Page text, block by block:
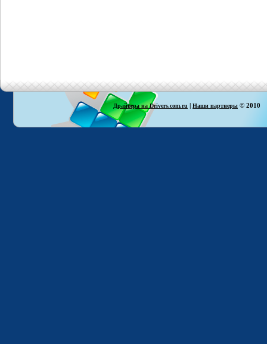
Драйвера на Drivers.com.ru | Наши партнеры © 2010